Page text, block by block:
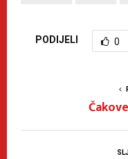
PODIJELI 0